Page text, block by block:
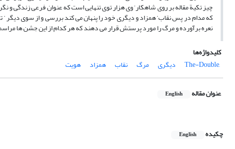
چیز تکیة مقاله بر روی شاهکار‘ وی هزار توی تنهایی است که عنوان فرعی زندگی و
که مدام در پس نقاب‘ همزاد و دیگری خود را پنهان می کند بررسی و از سوی
نعره برآورده و مرگ را مورد پرستش قرار می دهند که هر کدام از این جشن ها
کلیدواژه‌ها
دیگری مرگ نقاب همزاد هویت
عنوان مقاله English
چکیده English